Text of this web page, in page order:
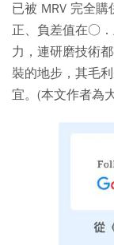
已被 MRV 完全
正、負差值在○．
力，連研磨技術
裝的地步，其毛
宜。(本文作者為